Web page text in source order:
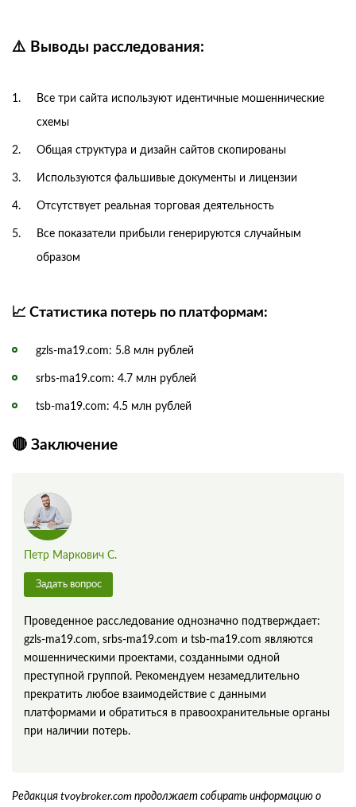
⚠️ Выводы расследования:
Все три сайта используют идентичные мошеннические
схемы
Общая структура и дизайн сайтов скопированы
Используются фальшивые документы и лицензии
Отсутствует реальная торговая деятельность
Все показатели прибыли генерируются случайным
образом
📈 Статистика потерь по платформам:
gzls-ma19.com: 5.8 млн рублей
srbs-ma19.com: 4.7 млн рублей
tsb-ma19.com: 4.5 млн рублей
🔴 Заключение
Петр Маркович С.
Задать вопрос
Проведенное расследование однозначно подтверждает:
gzls-ma19.com, srbs-ma19.com и tsb-ma19.com являются
мошенническими проектами, созданными одной
преступной группой. Рекомендуем незамедлительно
прекратить любое взаимодействие с данными
платформами и обратиться в правоохранительные органы
при наличии потерь.
Редакция tvoybroker.com продолжает собирать информацию о